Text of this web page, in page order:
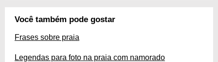
Você também pode gostar
Frases sobre praia
Legendas para foto na praia com namorado